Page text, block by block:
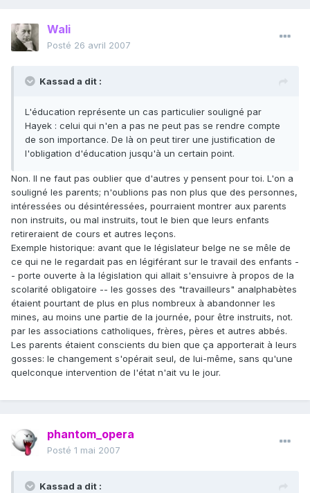
Wali
Posté 26 avril 2007
Kassad a dit :
L'éducation représente un cas particulier souligné par
Hayek : celui qui n'en a pas ne peut pas se rendre compte
de son importance. De là on peut tirer une justification de
l'obligation d'éducation jusqu'à un certain point.
Non. Il ne faut pas oublier que d'autres y pensent pour toi. L'on a
souligné les parents; n'oublions pas non plus que des personnes,
intéressées ou désintéressées, pourraient montrer aux parents
non instruits, ou mal instruits, tout le bien que leurs enfants
retireraient de cours et autres leçons.
Exemple historique: avant que le législateur belge ne se mêle de
ce qui ne le regardait pas en légiférant sur le travail des enfants -
- porte ouverte à la législation qui allait s'ensuivre à propos de la
scolarité obligatoire -- les gosses des "travailleurs" analphabètes
étaient pourtant de plus en plus nombreux à abandonner les
mines, au moins une partie de la journée, pour être instruits, not.
par les associations catholiques, frères, pères et autres abbés.
Les parents étaient conscients du bien que ça apporterait à leurs
gosses: le changement s'opérait seul, de lui-même, sans qu'une
quelconque intervention de l'état n'ait vu le jour.
phantom_opera
Posté 1 mai 2007
Kassad a dit :